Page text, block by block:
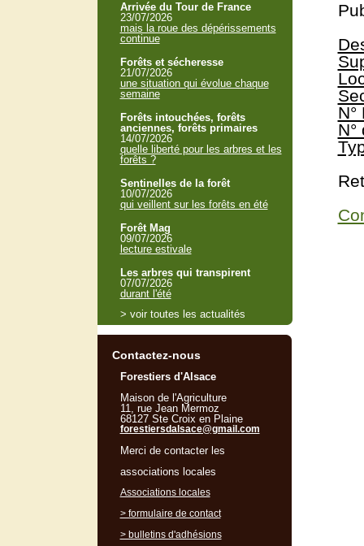
N°
N°
Arrivée du Tour de France
23/07/2026
mais la roue des dépérissements
continue
Forêts et sécheresse
21/07/2026
une situation qui évolue chaque
semaine
Forêts intouchées, forêts
anciennes, forêts primaires
14/07/2026
quelle liberté pour les arbres et les
forêts ?
Sentinelles de la forêt
10/07/2026
qui veillent sur les forêts en été
Forêt Mag
09/07/2026
lecture estivale
Les arbres qui transpirent
07/07/2026
durant l'été
> voir toutes les actualités
Contactez-nous
Forestiers d'Alsace
Maison de l'Agriculture
11, rue Jean Mermoz
68127 Ste Croix en Plaine
forestiersdalsace@gmail.com
Merci de contacter les
associations locales
Associations locales
> formulaire de contact
> bulletins d'adhésions